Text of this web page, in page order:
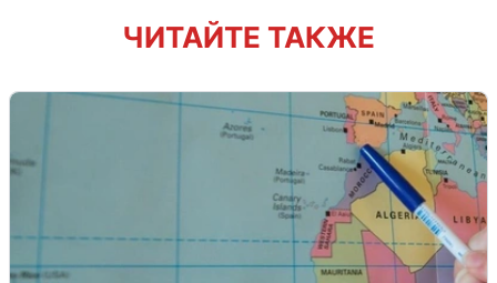
ЧИТАЙТЕ ТАКЖЕ